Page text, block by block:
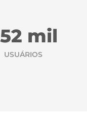
mil
USUÁRIOS